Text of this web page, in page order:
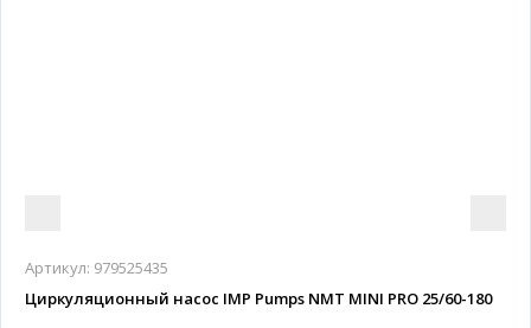
Артикул: 979525435
Циркуляционный насос IMP Pumps NMT MINI PRO 25/60-180